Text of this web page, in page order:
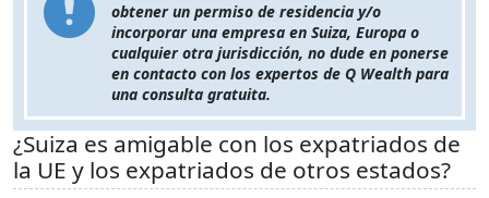
obtener un permiso de residencia y/o
incorporar una empresa en Suiza, Europa o
cualquier otra jurisdicción, no dude en ponerse
en contacto con los expertos de Q Wealth para
una consulta gratuita.
¿Suiza es amigable con los expatriados de
la UE y los expatriados de otros estados?